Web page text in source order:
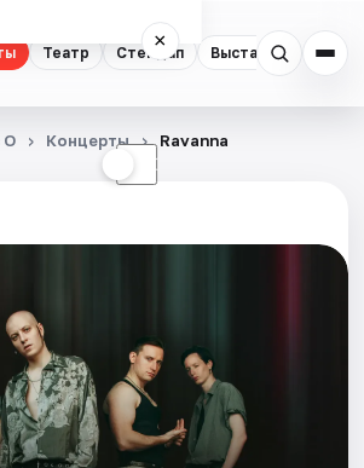
Театр Стендап Выставки
×
☾
О Концерты Ravanna